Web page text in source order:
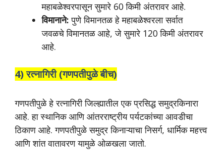
महाबळेश्वरपासून सुमारे 60 किमी अंतरावर आहे.
विमानाने: पुणे विमानतळ हे महाबळेश्वरला सर्वात
जवळचे विमानतळ आहे, जे सुमारे 120 किमी अंतरावर
आहे.
4) रत्नागिरी (गणपतीपुळे बीच)
गणपतीपुळे हे रत्नागिरी जिल्ह्यातील एक प्रसिद्ध समुद्रकिनारा
आहे. हा स्थानिक आणि आंतरराष्ट्रीय पर्यटकांच्या आवडीचा
ठिकाण आहे. गणपतीपुळे समुद्र किनाऱ्याचा निसर्ग, धार्मिक महत्त्व
आणि शांत वातावरण यामुळे ओळखला जातो.